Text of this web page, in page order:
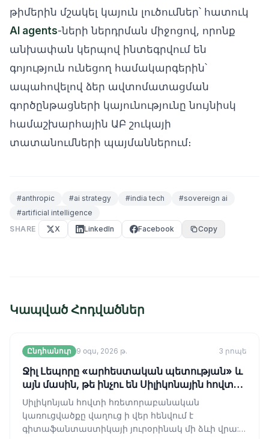
թիմերին մշակել կայուն լուծումներ՝ հատուկ
AI agents-ների ներդրման միջոցով, որոնք
անխափան կերպով ինտեգրվում են
գոյություն ունեցող համակարգերին՝
ապահովելով ձեր ավտոմատացման
գործընթացների կայունությունը նույնիսկ
համաշխարհային ԱԲ շուկայի
տատանումների պայմաններում։
#anthropic #ai strategy #india tech #sovereign ai
#artificial intelligence
SHARE
X LinkedIn Facebook Copy
Կապված Հոդվածներ
Ընդհանուր 9 օգս, 2026 թ. 3 րոպե
Ջիլ Լեպորը «արհեստական պետության» և
այն մասին, թե ինչու են Սիլիկոնային հովտի
առաջնորդները վատ գիտաֆանտաստիկա
ընթերցողներ
Սիլիկոնյան հովտի հռետորաբանական
կառուցվածքը վաղուց ի վեր հենվում է
գիտաֆանտաստիկայի յուրօրինակ մի ձևի վրա: